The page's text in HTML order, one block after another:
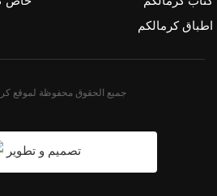
اطباق كرمالكم
جميع الحقوق محفوظة لموقع
تصميم و تطوير